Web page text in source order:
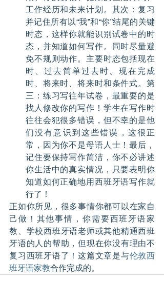
工作经历和未来计划。其次：复习
并记住所有以“我”和“你”结尾的关键
时态，这样你就能识别试卷中的时
态，并知道如何写作。同时尽量避
免不规则动作。主要时态包括现在
时、过去简单过去时、现在完成
时、将来时、将来时和条件式。第
三：练习写往年试卷，最重要的是
找人修改你的写作！学生在写作时
往往会犯很多错误，但不幸的是他
们没有意识到这些错误，这很正
常，因为你不是母语人士！最后，
记住要保持写作简洁，你不必讲述
你生活中的真实情况，只要表明你
知道如何正确地用西班牙语写作就
行了！
正如你所见，很多事情你都可以在家自
己做！其他事情，你需要西班牙语家
教、学校西班牙语老师或其他精通西班
牙语的人的帮助，但现在你没有理由不
复习西班牙语了！这篇文章是与伦敦西
班牙语家教合作完成的。